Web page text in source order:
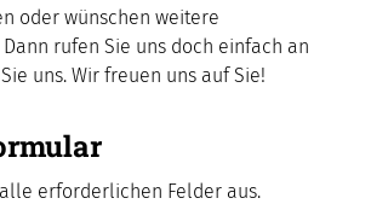
oder wünschen weitere
rufen Sie uns doch einfach an
uns. Wir freuen uns auf Sie!
erforderlichen Felder aus.